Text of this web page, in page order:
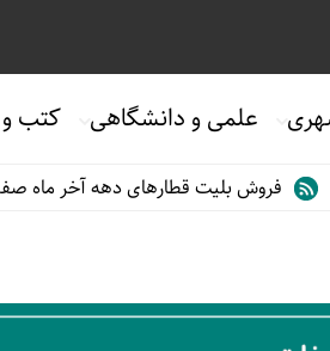
علمی و دانشگاهی کتب
قطارهای دهه آخر ماه صفر